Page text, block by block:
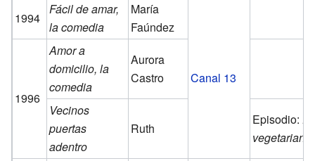
1994
Fácil de amar,
la comedia
María
Faúndez
Canal 13
1996
Amor a
domicilio, la
comedia
Aurora
Castro
Vecinos
puertas
adentro
Ruth
Episodio:
vegetariano